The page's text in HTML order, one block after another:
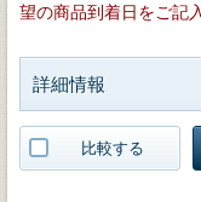
望の商品到着日をご記
詳細情報
比較する